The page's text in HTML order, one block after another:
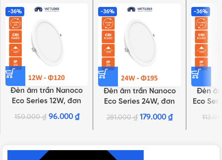
-36%
Đèn âm trần Nanoco
Eco Series 12W, đơn
sắc | NED126, NED124,
NED123
150.000₫ 96.000 ₫
-36%
Đèn âm trần Nanoco
Eco Series 24W, đơn
sắc | NED246, NED244,
NED243
281.000₫ 179.000₫
-36%
Đèn
Eco
NHẤN ĐỂ XEM TIẾP (THU GỌN)